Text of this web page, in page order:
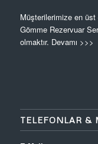
Müşterilerimize en
Gömme Rezervuar
olmaktır. Devamı >>>
TELEFONLAR &